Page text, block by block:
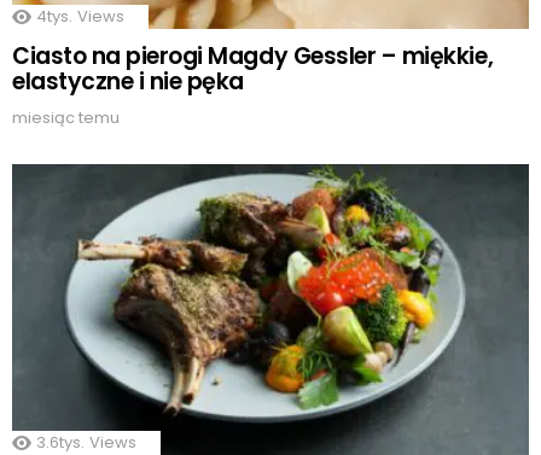
4tys. Views
Ciasto na pierogi Magdy Gessler – miękkie,
elastyczne i nie pęka
miesiąc temu
3.6tys. Views